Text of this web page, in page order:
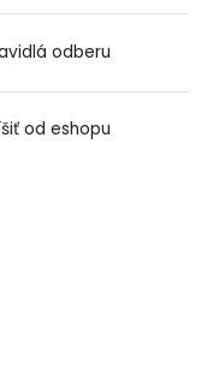
odberu
od eshopu